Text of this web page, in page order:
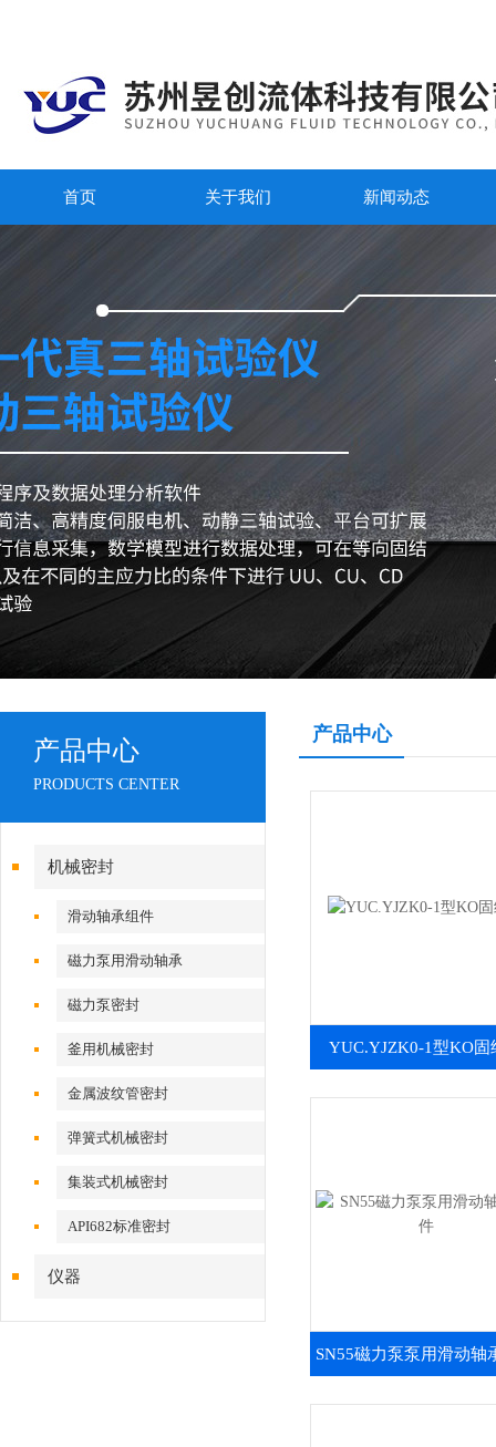
首页 关于我们 新闻动态
产品中心
PRODUCTS CENTER
机械密封
滑动轴承组件
磁力泵用滑动轴承
磁力泵密封
釜用机械密封
金属波纹管密封
弹簧式机械密封
集装式机械密封
API682标准密封
仪器
产品中心
YUC.YJZK0-1型KO固
SN55磁力泵泵用滑动轴